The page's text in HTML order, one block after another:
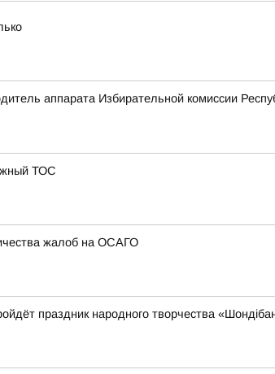
аппарата Избирательной комиссии
ТОС
жалоб на ОСАГО
праздник народного творчества